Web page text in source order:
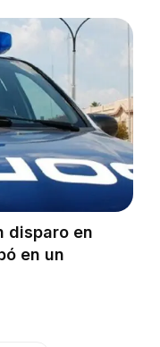
disparo en
en un